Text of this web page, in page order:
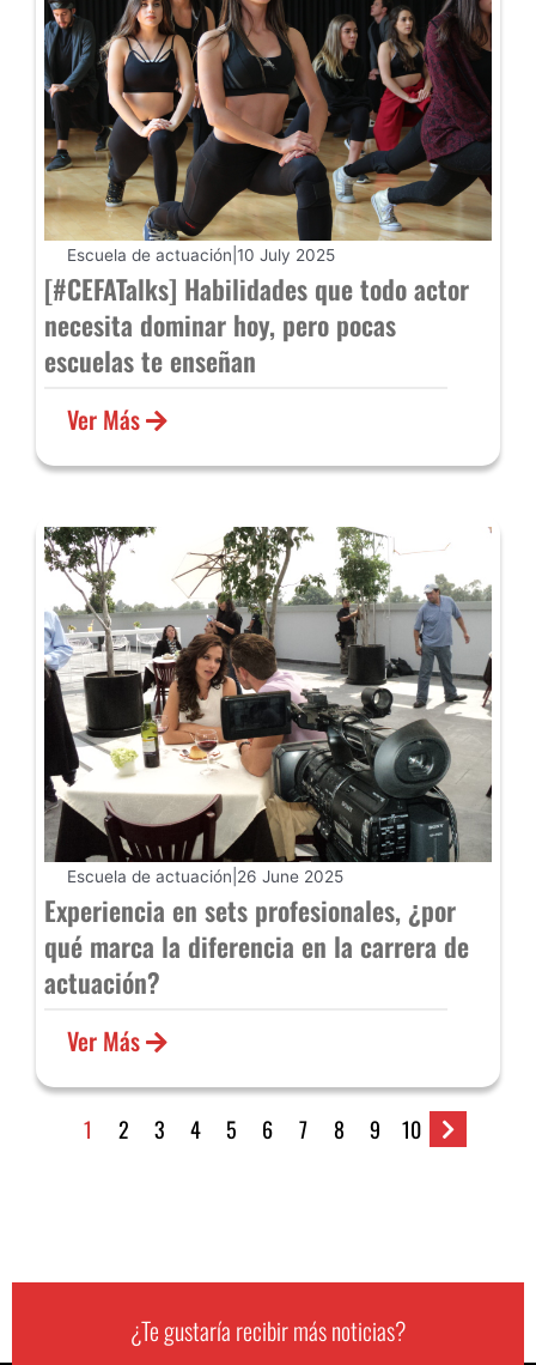
Escuela de actuación 10 July 2025
[#CEFATalks] Habilidades que todo actor
necesita dominar hoy, pero pocas
escuelas te enseñan
Ver Más
Escuela de actuación 26 June 2025
Experiencia en sets profesionales, ¿por
qué marca la diferencia en la carrera de
actuación?
Ver Más
1 2 3 4 5 6 7 8 9 10
¿Te gustaría recibir más noticias?